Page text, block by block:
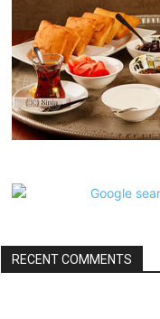
RECENT COMMENTS